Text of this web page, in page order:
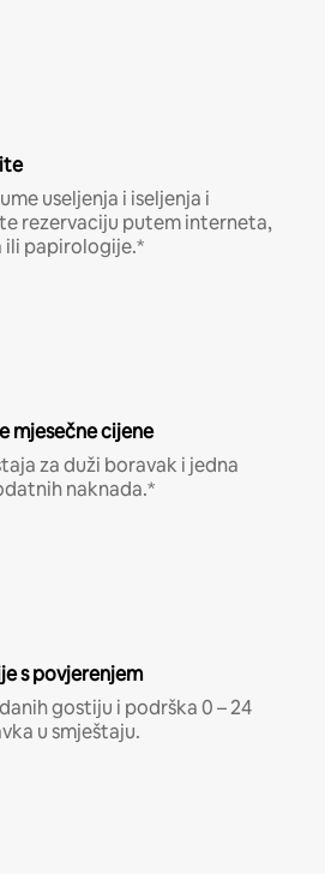
useljenja i iseljenja i
rezervaciju putem interneta,
ili papirologije.*
mjesečne cijene
za duži boravak i jedna
naknada.*
s povjerenjem
gostiju i podrška 0 – 24
u smještaju.